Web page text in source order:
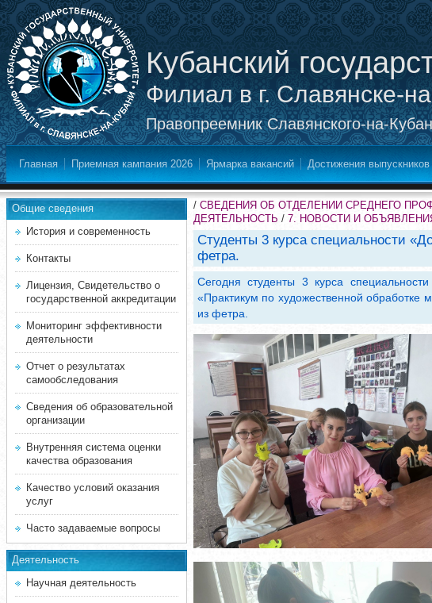
Кубанский
Филиал в г. Славянске-
Правопреемник Славянского-на-
Главная Приемная кампания 2026 Ярмарка вакансий Достижения выпускников
Общие сведения
История и современность
Контакты
Лицензия, Свидетельство о
государственной аккредитации
Мониторинг эффективности
деятельности
Отчет о результатах
самообследования
Сведения об образовательной
организации
Внутренняя система оценки
качества образования
Качество условий оказания
услуг
Часто задаваемые вопросы
Деятельность
Научная деятельность
/ СВЕДЕНИЯ ОБ ОТДЕЛЕНИИ СРЕДНЕГО
ДЕЯТЕЛЬНОСТЬ / 7. НОВОСТИ И
Студенты 3 курса специальности
фетра.
Сегодня студенты 3 курса
«Практикум по художественной обработке
из фетра.